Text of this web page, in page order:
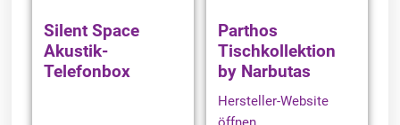
Silent Space
Akustik-
Telefonbox
Parthos
Tischkollektion
by Narbutas
Hersteller-Website